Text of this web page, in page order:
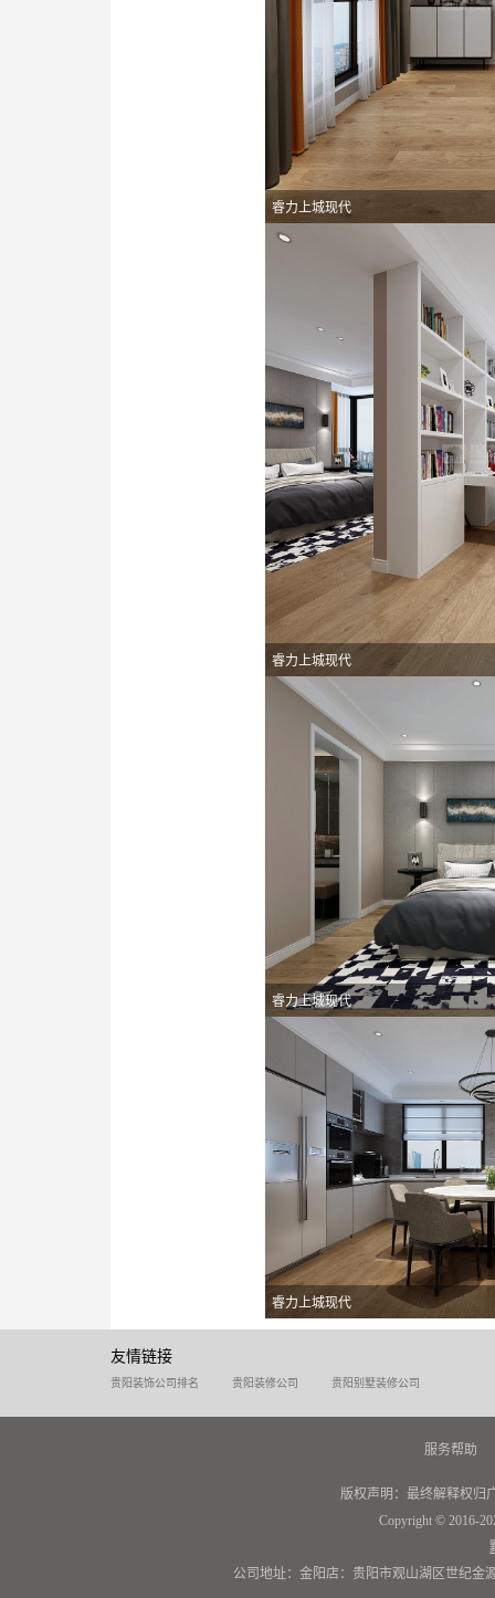
睿力上城现代
睿力上城现代
睿力上城现代
睿力上城现代
友情链接
贵阳装饰公司排名 贵阳装修公司 贵阳别墅装修公司
服务帮助
版权声明：最终解释权归
Copyright © 2016-
公司地址：金阳店：贵阳市观山湖区世纪金